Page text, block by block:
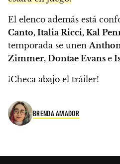
El elenco además está
Canto, Italia Ricci, Kal
temporada se unen
Zimmer, Dontae Evans e
¡Checa abajo el tráiler!
BRENDA AMADOR